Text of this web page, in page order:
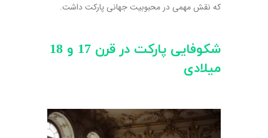
که نقش مهمی در محبوبیت جهانی پارکت داشت.
شکوفایی پارکت در قرن 17 و 18
میلادی